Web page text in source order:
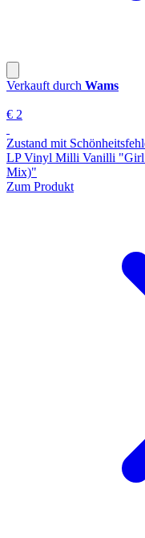
Verkauft durch Wams
€ 2
Zustand mit
LP Vinyl Milli Vanilli "Girl
Mix)"
Zum Produkt